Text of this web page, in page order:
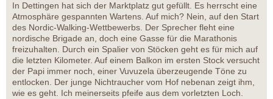
In Dettingen hat sich der Marktplatz gut gefüllt. Es herrscht eine
Atmosphäre gespannten Wartens. Auf mich? Nein, auf den Start
des Nordic-Walking-Wettbewerbs. Der Sprecher fleht eine
nordische Brigade an, doch eine Gasse für die Marathonis
freizuhalten. Durch ein Spalier von Stöcken geht es für mich auf
die letzten Kilometer. Auf einem Balkon im ersten Stock versucht
der Papi immer noch, einer Vuvuzela überzeugende Töne zu
entlocken. Der junge Nichtraucher vom Hof nebenan zeigt ihm,
wie es geht. Ich meinerseits pfeife aus dem vorletzten Loch.